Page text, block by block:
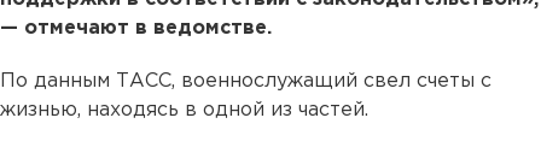
— отмечают в ведомстве.
По данным ТАСС, военнослужащий свел счеты с
жизнью, находясь в одной из частей.